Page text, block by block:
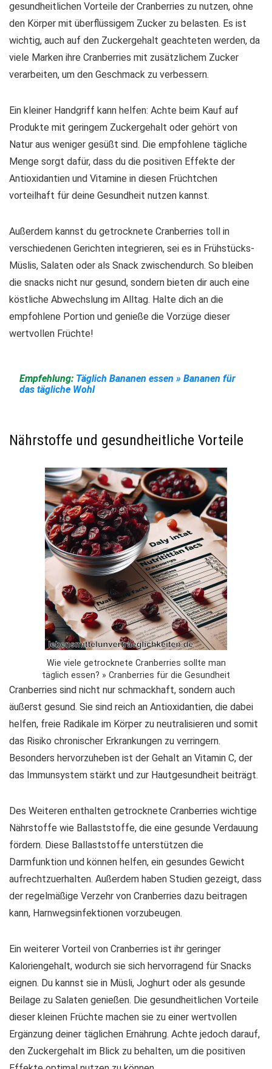
gesundheitlichen Vorteile der Cranberries zu nutzen, ohne
den Körper mit überflüssigem Zucker zu belasten. Es ist
wichtig, auch auf den Zuckergehalt geachteten werden, da
viele Marken ihre Cranberries mit zusätzlichem Zucker
verarbeiten, um den Geschmack zu verbessern.
Ein kleiner Handgriff kann helfen: Achte beim Kauf auf
Produkte mit geringem Zuckergehalt oder gehört von
Natur aus weniger gesüßt sind. Die empfohlene tägliche
Menge sorgt dafür, dass du die positiven Effekte der
Antioxidantien und Vitamine in diesen Früchtchen
vorteilhaft für deine Gesundheit nutzen kannst.
Außerdem kannst du getrocknete Cranberries toll in
verschiedenen Gerichten integrieren, sei es in Frühstücks-
Müslis, Salaten oder als Snack zwischendurch. So bleiben
die snacks nicht nur gesund, sondern bieten dir auch eine
köstliche Abwechslung im Alltag. Halte dich an die
empfohlene Portion und genieße die Vorzüge dieser
wertvollen Früchte!
Empfehlung: Täglich Bananen essen » Bananen für
das tägliche Wohl
Nährstoffe und gesundheitliche Vorteile
Wie viele getrocknete Cranberries sollte man
täglich essen? » Cranberries für die Gesundheit
Cranberries sind nicht nur schmackhaft, sondern auch
äußerst gesund. Sie sind reich an Antioxidantien, die dabei
helfen, freie Radikale im Körper zu neutralisieren und somit
das Risiko chronischer Erkrankungen zu verringern.
Besonders hervorzuheben ist der Gehalt an Vitamin C, der
das Immunsystem stärkt und zur Hautgesundheit beiträgt.
Des Weiteren enthalten getrocknete Cranberries wichtige
Nährstoffe wie Ballaststoffe, die eine gesunde Verdauung
fördern. Diese Ballaststoffe unterstützen die
Darmfunktion und können helfen, ein gesundes Gewicht
aufrechtzuerhalten. Außerdem haben Studien gezeigt, dass
der regelmäßige Verzehr von Cranberries dazu beitragen
kann, Harnwegsinfektionen vorzubeugen.
Ein weiterer Vorteil von Cranberries ist ihr geringer
Kaloriengehalt, wodurch sie sich hervorragend für Snacks
eignen. Du kannst sie in Müsli, Joghurt oder als gesunde
Beilage zu Salaten genießen. Die gesundheitlichen Vorteile
dieser kleinen Früchte machen sie zu einer wertvollen
Ergänzung deiner täglichen Ernährung. Achte jedoch darauf,
den Zuckergehalt im Blick zu behalten, um die positiven